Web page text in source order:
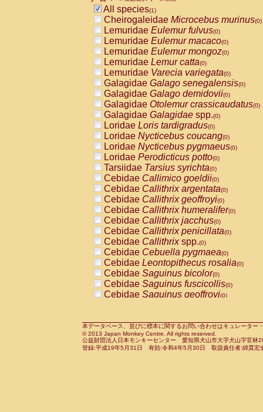
CebidaeCebus
CebidaeSaimiri boliviensis(0)
CebidaeSaimiri sciureus(0)
AtelidaeAlouatta caraya(0)
AtelidaeAlouatta fusca(0)
AtelidaeAlouatta seniculus
AtelidaeAlouattaspp.(0)
AtelidaeAteles belzebuth(0)
AtelidaeAteles geoffroyi(0)
AtelidaeAteles paniscus(0)
AtelidaeAtelesspp.(0)
Atelidae Lagothrix lagothricha
AtelidaeLagothrix lagothricha cana
PitheciidaeCacajao calvus
PitheciidaeCallicebus cupreus
PitheciidaeCallicebus donacophilus
PitheciidaeCallicebus moloch
PitheciidaeCallicebus torquatus
PitheciidaeCallicebusspp.(0)
PitheciidaeChiropotes satanas(0)
PitheciidaePithecia monachus
PitheciidaePithecia pithecia(0)
CercopithecidaeCercocebus agilis
CercopithecidaeCercocebus
CercopithecidaeCercocebus
CercopithecidaeCercocebus
CercopithecidaeCercocebus
CercopithecidaeCercocebushybrid
CercopithecidaePapio anubis(0)
CercopithecidaePapio cynocephalus
CercopithecidaePapio hamadryas(0)
All species(1)
Cheirogaleidae Microcebus murinus(0)
Lemuridae Eulemur fulvus(0)
Lemuridae Eulemur macaco(0)
Lemuridae Eulemur mongoz(0)
Lemuridae Lemur catta(0)
Lemuridae Varecia variegata(0)
Galagidae Galago senegalensis(0)
Galagidae Galago demidovii(0)
Galagidae Otolemur crassicaudatus(0)
Galagidae Galagidae spp.(0)
Loridae Loris tardigradus(0)
Loridae Nycticebus coucang(0)
Loridae Nycticebus pygmaeus(0)
Loridae Perodicticus potto(0)
Tarsiidae Tarsius syrichta(0)
Cebidae Callimico goeldii(0)
Cebidae Callithrix argentata(0)
Cebidae Callithrix geoffroyi(0)
Cebidae Callithrix humeralifer(0)
Cebidae Callithrix jacchus(0)
Cebidae Callithrix penicillata(0)
Cebidae Callithrixspp.(0)
Cebidae Cebuella pygmaea(0)
Cebidae Leontopithecus rosalia(0)
Cebidae Saguinus bicolor(0)
Cebidae Saguinus fuscicollis(0)
Cebidae Saguinus geoffroyi(0)
CebidaeSaguinus leucopus(0)
CebidaeSaguinus midas(0)
Cebidae Saguinus mystax(0)
本データベース、並びに標本に関するお問い合わせはキュレータ
© 2013 Japan Monkey Centre. All rights reserved.
公益財団法人日本モンキーセンター 愛知県犬山市大字犬山字官
登録:平成19年5月31日 有効:令和4年5月30日 取扱責任者:綿貫宏